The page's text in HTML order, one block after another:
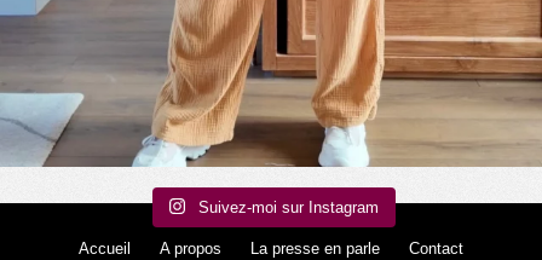
Suivez-moi sur Instagram
Accueil A propos La presse en parle Contact